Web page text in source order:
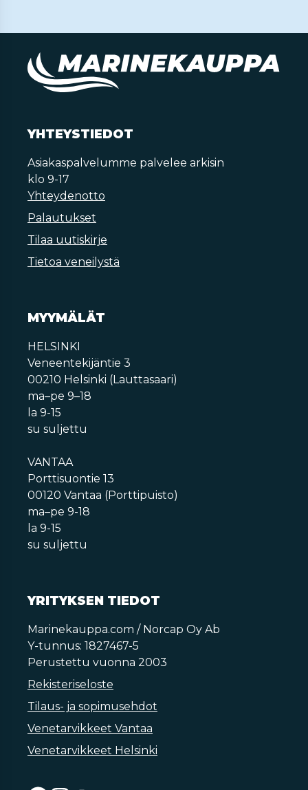
YHTEYSTIEDOT
Asiakaspalvelumme palvelee arkisin
klo 9-17
Yhteydenotto
Palautukset
Tilaa uutiskirje
Tietoa veneilystä
MYYMÄLÄT
HELSINKI
Veneentekijäntie 3
00210 Helsinki (Lauttasaari)
ma–pe 9–18
la 9-15
su suljettu
VANTAA
Porttisuontie 13
00120 Vantaa (Porttipuisto)
ma–pe 9-18
la 9-15
su suljettu
YRITYKSEN TIEDOT
Marinekauppa.com / Norcap Oy Ab
Y-tunnus: 1827467-5
Perustettu vuonna 2003
Rekisteriseloste
Tilaus- ja sopimusehdot
Venetarvikkeet Vantaa
Venetarvikkeet Helsinki